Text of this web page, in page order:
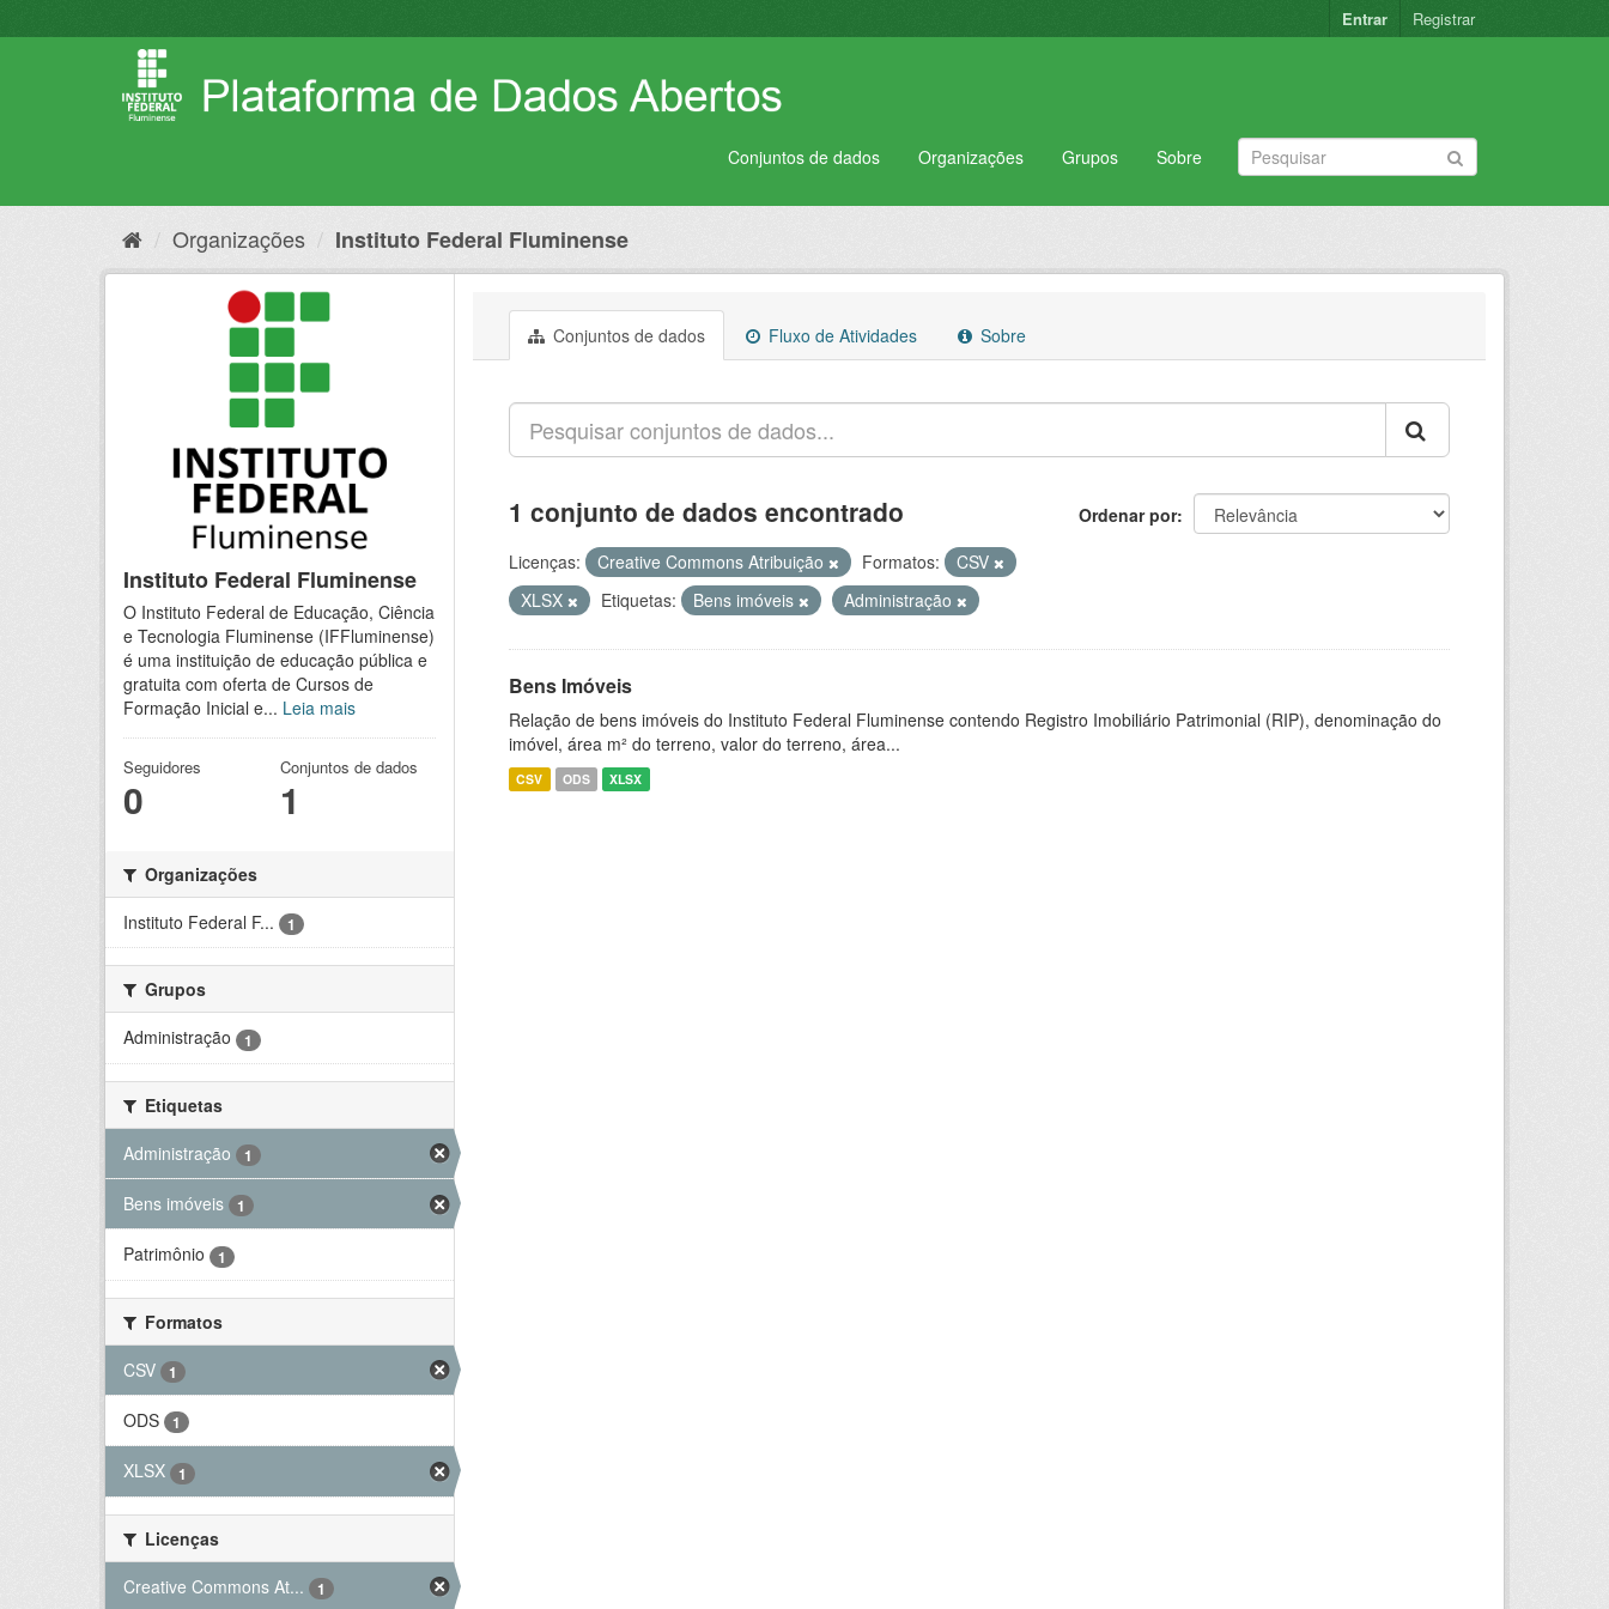
para
Entrar Registrar
Conjuntos de dados Organizações Grupos Sobre
Organizações Instituto Federal Fluminense
Instituto Federal Fluminense
O Instituto Federal de Educação, Ciência
e Tecnologia Fluminense (IFFluminense)
é uma instituição de educação pública e
gratuita com oferta de Cursos de
Formação Inicial e... Leia mais
Seguidores
0
Conjuntos de dados
1
Organizações
Instituto Federal F...
1
Grupos
Administração
1
Etiquetas
Administração
1
Bens imóveis 1
Patrimônio 1
Formatos
CSV
1
ODS 1
XLSX 1
Licenças
Creative Commons At...
1
Conjuntos de dados Fluxo de Atividades Sobre
Ordenar por
1 conjunto de dados encontrado
Licenças: Creative Commons Atribuição Formatos:
CSV
XLSX
Etiquetas: Bens imóveis Administração
Bens Imóveis
Relação de bens imóveis do Instituto Federal Fluminense contendo Registro Imobiliário Patrimonial (RIP), denominação do
imóvel, área m² do terreno, valor do terreno, área...
CSV ODS XLSX